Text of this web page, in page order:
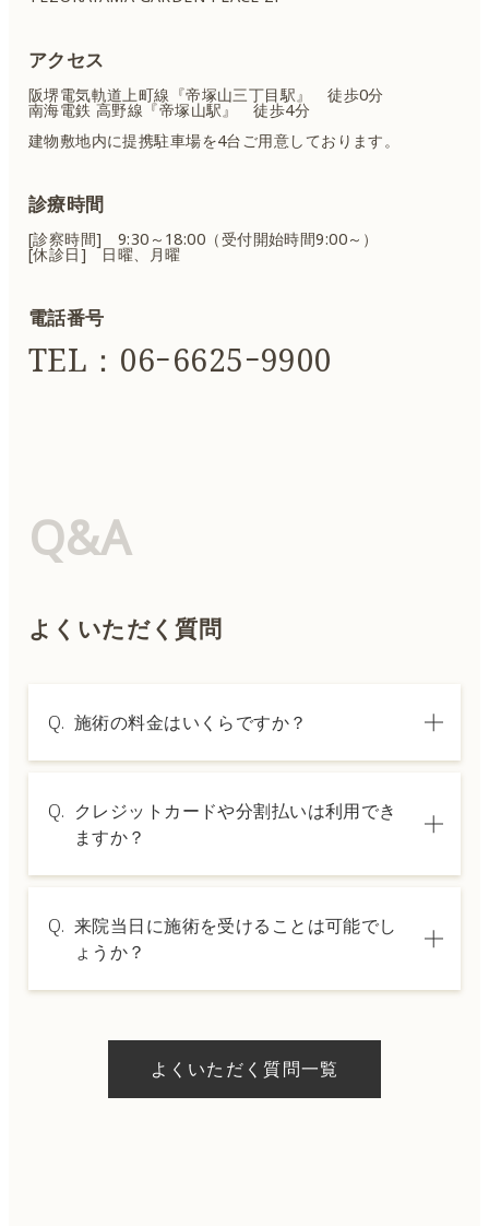
アクセス
阪堺電気軌道上町線『帝塚山三丁目駅』 徒歩0分
南海電鉄 高野線『帝塚山駅』 徒歩4分
建物敷地内に提携駐車場を4台ご用意しております。
診療時間
[診察時間] 9:30～18:00（受付開始時間9:00～）
[休診日] 日曜、月曜
電話番号
TEL：06ｰ6625ｰ9900
Q&A
よくいただく質問
Q. 施術の料金はいくらですか？
は料金表ページをご確認いただくか、カウン
セリングでご案内いたします。
Q. クレジットカードや分割払いは利用でき
ますか？
した分割払いも可能です。詳細は受付スタッ
フにお問い合わせください。
Q. 来院当日に施術を受けることは可能でし
ょうか？
ただける施術もございます。当日の施術をご
希望の場合は、ご予約の際にお気軽にご相談
よくいただく質問一覧